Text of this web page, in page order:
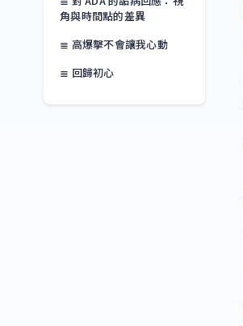
角與時間點的差異
≣ 高爆擊不會讓我心動
≣ 回歸初心